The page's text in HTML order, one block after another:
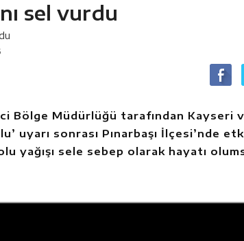
sel vurdu
Bölge Müdürlüğü tarafından Kayseri
uyarı sonrası Pınarbaşı İlçesi’nde
yağışı sele sebep olarak hayatı